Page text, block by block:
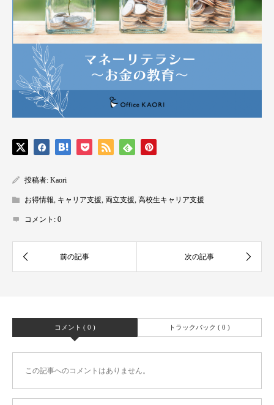
投稿者: Kaori
お得情報 キャリア支援 両立支援 高校生キャリア支援
コメント: 0
コメント ( 0 ) トラックバック ( 0 )
この記事へのコメントはありません。